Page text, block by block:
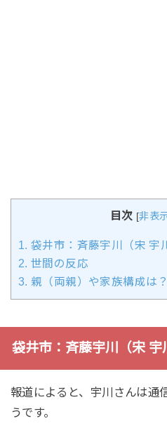
目次 [非表
1. 袋井市：斉藤宇川（宋 宇
2. 世間の反応
3. 親（両親）や家族構成は？
袋井市：斉藤宇川（宋 宇
報道によると、宇川さんは通
うです。